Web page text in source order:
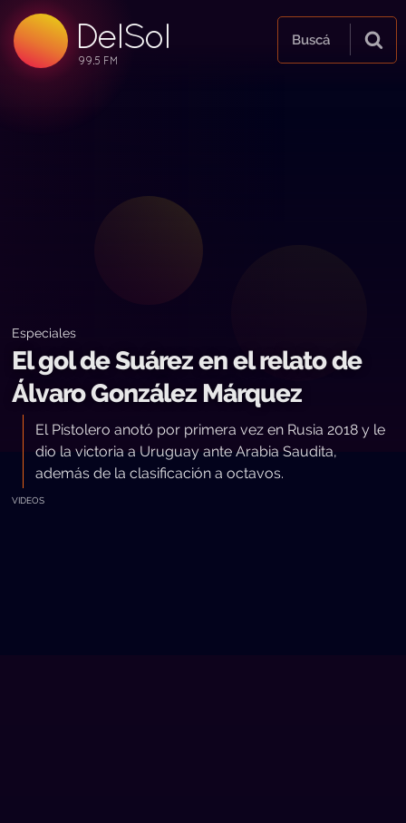
DelSol
99.5 FM
99.5 FM
99.5 FM
Buscá
Especiales
El gol de Suárez en el relato de
Álvaro González Márquez
El Pistolero anotó por primera vez en Rusia 2018 y le
dio la victoria a Uruguay ante Arabia Saudita,
además de la clasificación a octavos.
VIDEOS